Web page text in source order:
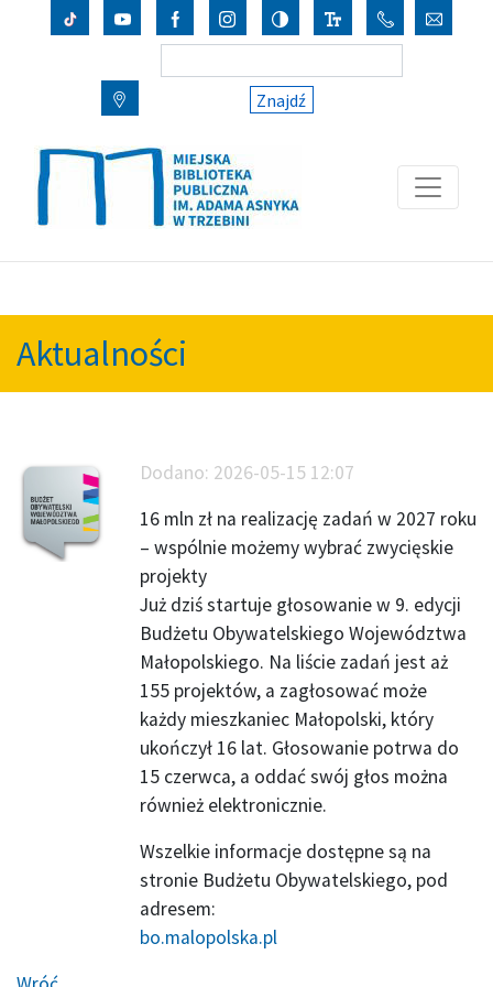
Znajdź
Aktualności
Dodano: 2026-05-15 12:07
16 mln zł na realizację zadań w 2027 roku
– wspólnie możemy wybrać zwycięskie
projekty
Już dziś startuje głosowanie w 9. edycji
Budżetu Obywatelskiego Województwa
Małopolskiego. Na liście zadań jest aż
155 projektów, a zagłosować może
każdy mieszkaniec Małopolski, który
ukończył 16 lat. Głosowanie potrwa do
15 czerwca, a oddać swój głos można
również elektronicznie.
Wszelkie informacje dostępne są na
stronie Budżetu Obywatelskiego, pod
adresem:
bo.malopolska.pl